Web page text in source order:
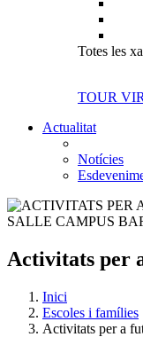
Totes les
TOUR
Actualitat
Notícies
Activitats per
Inici
Escoles i famílies
Activitats per a